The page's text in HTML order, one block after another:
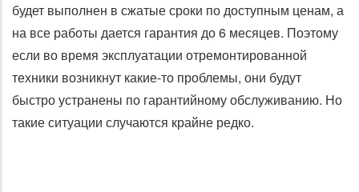
будет выполнен в сжатые сроки по доступным ценам, а
на все работы дается гарантия до 6 месяцев. Поэтому
если во время эксплуатации отремонтированной
техники возникнут какие-то проблемы, они будут
быстро устранены по гарантийному обслуживанию. Но
такие ситуации случаются крайне редко.